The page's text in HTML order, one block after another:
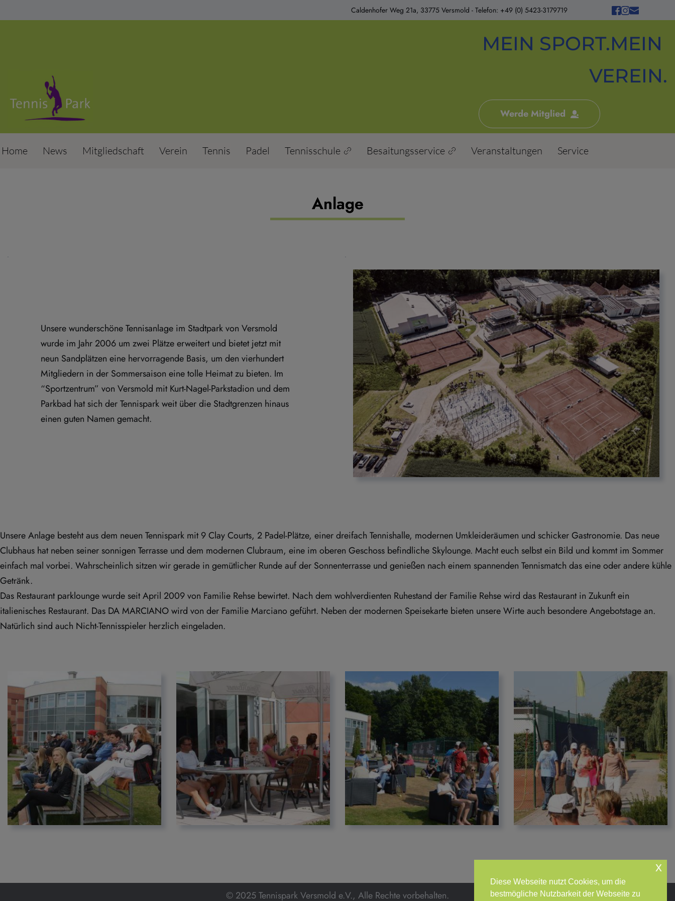
Caldenhofer Weg 21a, 33775 Versmold - Telefon: +49 (0) 5423-3179719
MEIN SPORT.MEIN
VEREIN.
Werde Mitglied
Home News Mitgliedschaft Verein Tennis Padel Tennisschule Besaitungsservice Veranstaltungen Service
Anlage
Unsere wunderschöne Tennisanlage im Stadtpark von Versmold
wurde im Jahr 2006 um zwei Plätze erweitert und bietet jetzt mit
neun Sandplätzen eine hervorragende Basis, um den vierhundert
Mitgliedern in der Sommersaison eine tolle Heimat zu bieten. Im
“Sportzentrum” von Versmold mit Kurt-Nagel-Parkstadion und dem
Parkbad hat sich der Tennispark weit über die Stadtgrenzen hinaus
einen guten Namen gemacht.
Unsere Anlage besteht aus dem neuen Tennispark mit 9 Clay Courts, 2 Padel-Plätze, einer dreifach Tennishalle, modernen Umkleideräumen und schicker Gastronomie. Das neue
Clubhaus hat neben seiner sonnigen Terrasse und dem modernen Clubraum, eine im oberen Geschoss befindliche Skylounge. Macht euch selbst ein Bild und kommt im Sommer
einfach mal vorbei. Wahrscheinlich sitzen wir gerade in gemütlicher Runde auf der Sonnenterrasse und genießen nach einem spannenden Tennismatch das eine oder andere kühle
Getränk.
Das Restaurant parklounge wurde seit April 2009 von Familie Rehse bewirtet. Nach dem wohlverdienten Ruhestand der Familie Rehse wird das Restaurant in Zukunft ein
italienisches Restaurant. Das DA MARCIANO wird von der Familie Marciano geführt. Neben der modernen Speisekarte bieten unsere Wirte auch besondere Angebotstage an.
Natürlich sind auch Nicht-Tennisspieler herzlich eingeladen.
© 2025 Tennispark Versmold e.V., Alle Rechte vorbehalten.
Diese Webseite nutzt Cookies, um die
bestmögliche Nutzbarkeit der Webseite zu
x